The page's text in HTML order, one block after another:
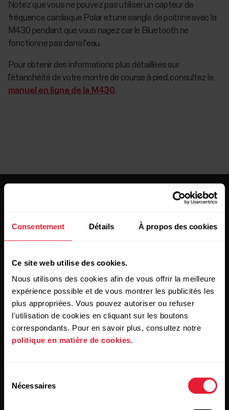
Consentement Détails À propos des cookies
Ce site web utilise des cookies.
Nous utilisons des cookies afin de vous offrir la meilleure
expérience possible et de vous montrer les publicités les
plus appropriées. Vous pouvez autoriser ou refuser
l'utilisation de cookies en cliquant sur les boutons
correspondants. Pour en savoir plus, consultez notre
politique en matière de cookies.
Nécessaires
Notez que vous ne pouvez pas utiliser un capteur de
fréquence cardiaque Polar et une sangle de poitrine avec la
M430 pendant que vous nagez car le Bluetooth ne
fonctionne pas dans l'eau.
Pour obtenir des informations plus détaillées sur
l'étanchéité de votre montre de course à pied, consultez le
manuel en ligne de la M430.
Inscrivez-vous à notre infolettre bimensuelle pour
recevoir nos actualités directement dans votre boîte de
courriels.